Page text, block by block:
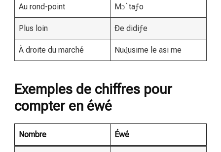
Au rond-point Mɔ`taƒo
Plus loin Ðe didiƒe
À droite du marché Nuɖusime le asi me
Exemples de chiffres pour
compter en éwé
Nombre Éwé